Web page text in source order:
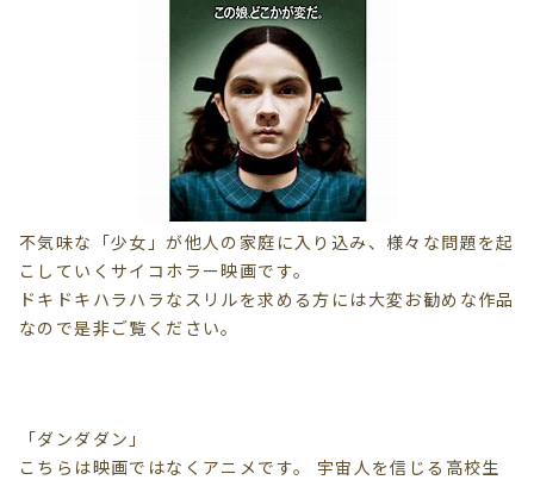
不気味な「少女」が他人の家庭に入り込み、様々な問題を起
こしていくサイコホラー映画です。
ドキドキハラハラなスリルを求める方には大変お勧めな作品
なので是非ご覧ください。
「ダンダダン」
こちらは映画ではなくアニメです。 宇宙人を信じる高校生